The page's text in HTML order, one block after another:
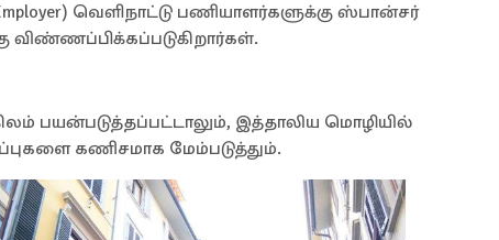
வெளிநாட்டு பணியாளர்களுக்கு ஸ்பான்சர்
விண்ணப்பிக்கப்படுகிறார்கள்.
பயன்படுத்தப்பட்டாலும், இத்தாலிய மொழியில்
கணிசமாக மேம்படுத்தும்.